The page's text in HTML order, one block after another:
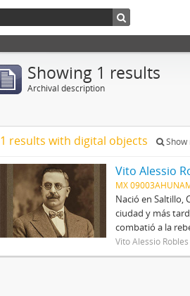
Showing 1 results
Archival description
1 results with digital objects
Vito Alessio
MX
Nació en Saltillo,
ciudad y más
combatió a la
Vito Alessio Robles